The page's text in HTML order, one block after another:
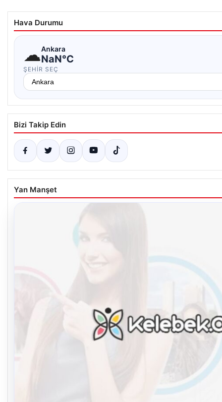
Hava Durumu
☁Ankara
NaN°C
ŞEHIR SEÇ
Bizi Takip Edin
Yan Manşet